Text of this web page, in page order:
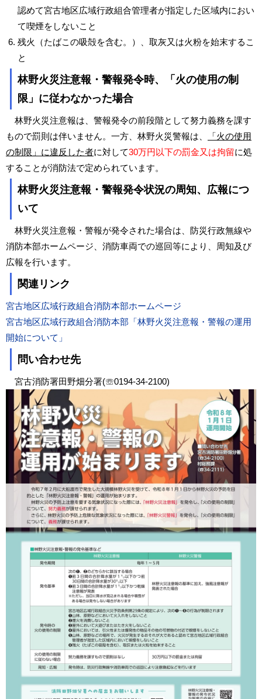
認めて宮古地区広域行政組合管理者が指定した区域内におい
て喫煙をしないこと
残火（たばこの吸殻を含む。）、取灰又は火粉を始末するこ
と
林野火災注意報・警報発令時、「火の使用の制
限」に従わなかった場合
林野火災注意報は、警報発令の前段階として努力義務を課す
もので罰則は伴いません。一方、林野火災警報は、
「火の使用
の制限」に違反した者に対して30万円以下の罰金又は拘留に処
することが消防法で定められています。
林野火災注意報・警報発令状況の周知、広報につ
いて
林野火災注意報・警報が発令された場合は、防災行政無線や
消防本部ホームページ、消防車両での巡回等により、周知及び
広報を行います。
関連リンク
宮古地区広域行政組合消防本部ホームページ
宮古地区広域行政組合消防本部「林野火災注意報・警報の運用
開始について」
問い合わせ先
宮古消防署田野畑分署(☏0194-34-2100)